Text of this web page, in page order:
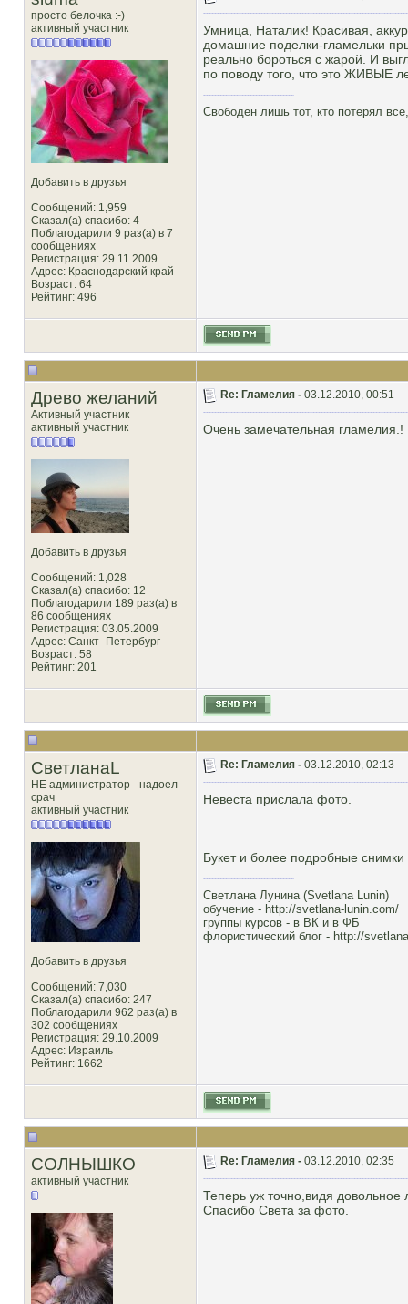
просто белочка :-)
активный участник
Добавить в друзья
Сообщений: 1,959
Сказал(а) спасибо: 4
Поблагодарили 9 раз(а) в 7
сообщениях
Регистрация: 29.11.2009
Адрес: Краснодарский край
Возраст: 64
Рейтинг: 496
Умница, Наталик! Красивая,
домашние поделки-гламельки
реально бороться с жарой. И
по поводу того, что это ЖИВЫЕ
Свободен лишь тот, кто потерял
Древо желаний
Активный участник
активный участник
Добавить в друзья
Сообщений: 1,028
Сказал(а) спасибо: 12
Поблагодарили 189 раз(а) в
86 сообщениях
Регистрация: 03.05.2009
Адрес: Санкт -Петербург
Возраст: 58
Рейтинг: 201
Re: Гламелия - 03.12.2010, 00:51
Очень замечательная гламелия.!
СветланаL
НЕ администратор - надоел
срач
активный участник
Добавить в друзья
Сообщений: 7,030
Сказал(а) спасибо: 247
Поблагодарили 962 раз(а) в
302 сообщениях
Регистрация: 29.10.2009
Адрес: Израиль
Рейтинг: 1662
Re: Гламелия - 03.12.2010, 02:13
Невеста прислала фото.
Букет и более подробные
Светлана Лунина (Svetlana Lunin)
обучение - http://svetlana-lunin.com/
группы курсов - в ВК и в ФБ
флористический блог - http://
СОЛНЫШКО
активный участник
Re: Гламелия - 03.12.2010, 02:35
Теперь уж точно,видя
Спасибо Света за фото.